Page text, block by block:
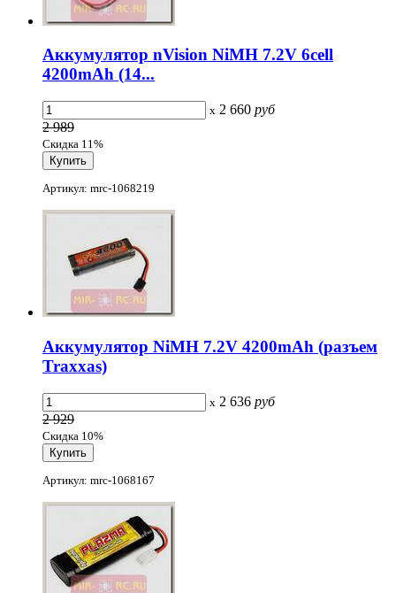
Аккумулятор nVision NiMH 7.2V 6cell
4200mAh (14...
x 2 660 руб
2 989
Скидка 11%
Артикул: mrc-1068219
Аккумулятор NiMH 7.2V 4200mAh (разъем
Traxxas)
x 2 636 руб
2 929
Скидка 10%
Артикул: mrc-1068167